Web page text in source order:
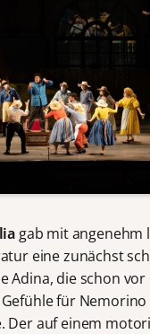
gab mit angenehm
eine zunächst
Adina, die schon
für Nemorino
Der auf einem